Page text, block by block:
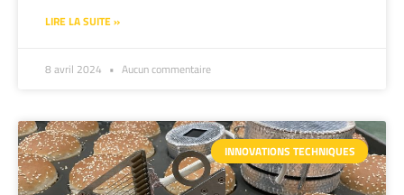
LIRE LA SUITE »
8 avril 2024 Aucun commentaire
INNOVATIONS TECHNIQUES